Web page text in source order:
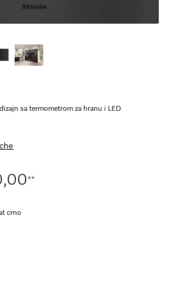
sa termometrom za hranu i LED
**
crno